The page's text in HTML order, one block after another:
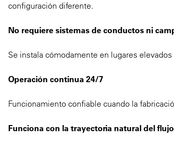
configuración diferente.
No requiere sistemas de conductos ni
Se instala cómodamente en lugares
Operación continua 24/7
Funcionamiento confiable cuando la
Funciona con la trayectoria natural del